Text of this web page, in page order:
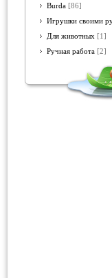
Burda [86]
Игрушки своими
Для животных [1]
Ручная работа [2]